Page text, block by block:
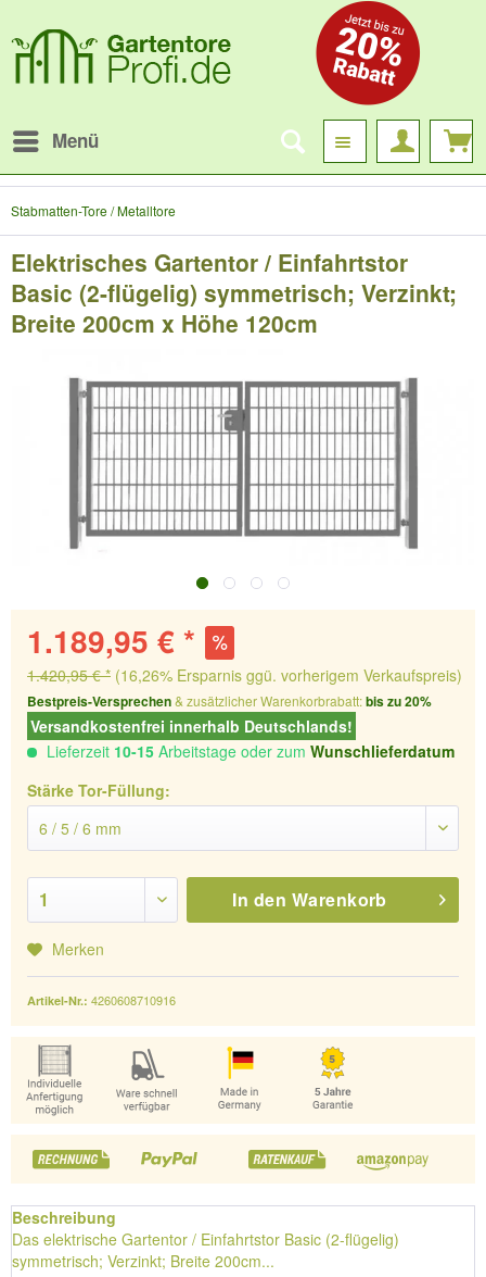
Menü
Stabmatten-Tore / Metalltore
Elektrisches Gartentor / Einfahrtstor
Basic (2-flügelig) symmetrisch; Verzinkt;
Breite 200cm x Höhe 120cm
1.189,95 € *
1.420,95 € * (16,26% Ersparnis ggü. vorherigem Verkaufspreis)
Bestpreis-Versprechen& zusätzlicher Warenkorbrabatt:bis zu 20%
Versandkostenfrei innerhalb Deutschlands!
Lieferzeit 10-15 Arbeitstage oder zum Wunschlieferdatum
Stärke Tor-Füllung:
In den Warenkorb
Merken
Artikel-Nr.: 4260608710916
Beschreibung
Das elektrische Gartentor / Einfahrtstor Basic (2-flügelig)
symmetrisch; Verzinkt; Breite 200cm...